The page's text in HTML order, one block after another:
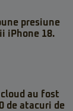
presiune
iPhone 18.
au fost
de atacuri de